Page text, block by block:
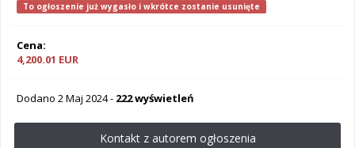
To ogłoszenie już wygasło i wkrótce zostanie usunięte
Cena:
4,200.01 EUR
Dodano 2 Maj 2024- 222 wyświetleń
Kontakt z autorem ogłoszenia